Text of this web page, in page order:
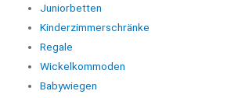
Juniorbetten
Kinderzimmerschränke
Regale
Wickelkommoden
Babywiegen